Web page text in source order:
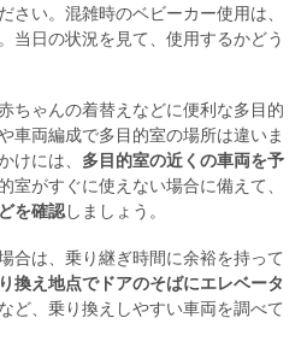
さい。混雑時のベビーカー使用は、
当日の状況を見て、使用するかどう
ちゃんの着替えなどに便利な多目的
車両編成で多目的室の場所は違いま
けには、 多目的室の近くの車両を予
室がすぐに使えない場合に備えて、
を確認しましょう。
合は、乗り継ぎ時間に余裕を持って
換え地点でドアのそばにエレベータ
ど、乗り換えしやすい車両を調べて